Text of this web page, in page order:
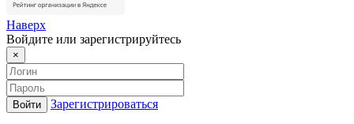
Наверх
Войдите или зарегистрируйтесь
×
Зарегистрироваться